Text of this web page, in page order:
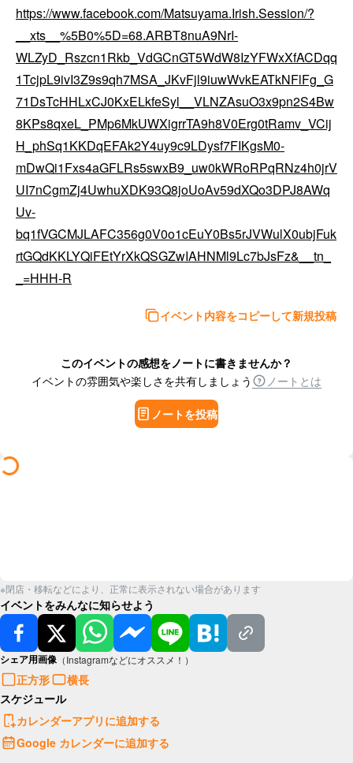
https://www.facebook.com/Matsuyama.Irish.Session/?
__xts__%5B0%5D=68.ARBT8nuA9NrI-
WLZyD_Rszcn1Rkb_VdGCnGT5WdW8IzYFWxXfACDqq
1TcjpL9ivI3Z9s9qh7MSA_JKvFjl9iuwWvkEATkNFlFg_G
71DsTcHHLxCJ0KxELkfeSyl__VLNZAsuO3x9pn2S4Bw
8KPs8qxeL_PMp6MkUWXigrrTA9h8V0Erg0tRamv_VCij
H_phSq1KKDqEFAk2Y4uy9c9LDysf7FIKgsM0-
mDwQi1Fxs4aGFLRs5swxB9_uw0kWRoRPqRNz4h0jrV
UI7nCgmZj4UwhuXDK93Q8joUoAv59dXQo3DPJ8AWq
Uv-
bq1fVGCMJLAFC356g0V0o1cEuY0Bs5rJVWulX0ubjFuk
rtGQdKKLYQiFEtYrXkQSGZwIAHNMl9Lc7bJsFz&__tn_
_=HHH-R
イベント内容をコピーして新規投稿
このイベントの感想をノートに書きませんか？
イベントの雰囲気や楽しさを共有しましょう
ノートとは
ノートを投稿
※閉店・移転などにより、正常に表示されない場合があります
イベントをみんなに知らせよう
シェア用画像 （Instagramなどにオススメ！）
正方形
横長
スケジュール
カレンダーアプリに追加する
Google カレンダーに追加する